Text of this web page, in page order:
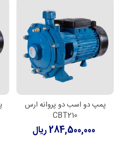
پمپ دو اسب دو پروانه ارس
CBT210
284,500,000 ریال